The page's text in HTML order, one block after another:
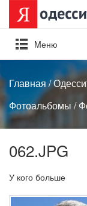
Mеню
Главная/
Фотоальбомы /
062.JPG
У кого больше